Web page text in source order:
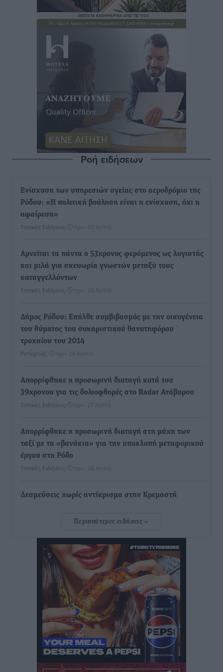
Ροή ειδήσεων
Ενίσχυση των υπηρεσιών υγείας στο αεροδρόμιο της
Ρόδου: «Η πολιτική βούληση είναι η ενίσχυση, όχι η
αφαίρεση»
Τοπικές Ειδήσεις πριν 20 λεπτά
Αρνείται τα πάντα ο 53χρονος φερόμενος ως λογιστής
και μιλά για σκευωρία γνωστών μεταξύ τους
καταγγελλόντων
Τοπικές Ειδήσεις πριν 25 λεπτά
Δήμος Ρόδου: Επήλθε συμβιβασμός με την οικογένεια
του θύματος του σοκαριστικού θανατηφόρου
τροχαίου του 2014
Ρεπορτάζ πριν 26 λεπτά
Απορρίφθηκε η προσωρινή διαταγή κατά του
39χρονου για τις δολιοφθορές στο Radar Ατάβυρου
Τοπικές Ειδήσεις πριν 27 λεπτά
Απορρίφθηκε η προσωρινή διαταγή στη μάχη των
ταξί με τα «βανάκια» για την υποκλοπή μεταφορικού
έργου στη Ρόδο
Τοπικές Ειδήσεις πριν 28 λεπτά
Δεσμεύσεις χωρίς αντίκρισμα στην Κρεμαστή
μπορεί να αποτελέσει τη δεύτερη μεγάλη δύναμη της
Ρόδου»
Ρεπορτάζ• πριν 30 λεπτά
Οικοδομική «ανάσα» στη Ρόδο: Αυξάνονται οι άδειες,
οι επεκτάσεις, οι ενεργειακές αναβαθμίσεις σε
ολόκληρο το νησί
Ειδήσεις• πριν 31 λεπτά
Στη Ρόδο απολαμβάνει τις καλοκαιρινές της διακοπές
Περισσότερες ειδήσεις